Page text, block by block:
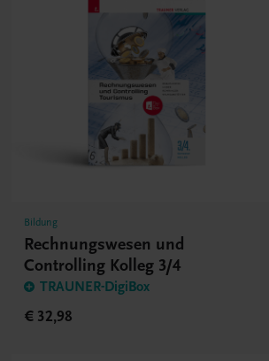
Bildung
Rechnungswesen und
Controlling Kolleg 3/4
TRAUNER-DigiBox
€ 32,98